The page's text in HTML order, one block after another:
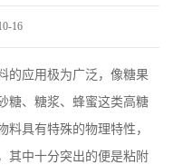
16
的应用极为广泛，像糖果
糖、糖浆、蜂蜜这类高糖
具有特殊的物理特性，
其中十分突出的便是粘附